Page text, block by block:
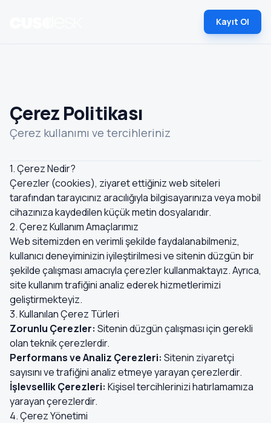
Kayıt Ol
Çerez Politikası
Çerez kullanımı ve tercihleriniz
1. Çerez Nedir?
Çerezler (cookies), ziyaret ettiğiniz web siteleri
tarafından tarayıcınız aracılığıyla bilgisayarınıza veya mobil
cihazınıza kaydedilen küçük metin dosyalarıdır.
2. Çerez Kullanım Amaçlarımız
Web sitemizden en verimli şekilde faydalanabilmeniz,
kullanıcı deneyiminizin iyileştirilmesi ve sitenin düzgün bir
şekilde çalışması amacıyla çerezler kullanmaktayız. Ayrıca,
site kullanım trafiğini analiz ederek hizmetlerimizi
geliştirmekteyiz.
3. Kullanılan Çerez Türleri
Zorunlu Çerezler: Sitenin düzgün çalışması için gerekli
olan teknik çerezlerdir.
Performans ve Analiz Çerezleri: Sitenin ziyaretçi
sayısını ve trafiğini analiz etmeye yarayan çerezlerdir.
İşlevsellik Çerezleri: Kişisel tercihlerinizi hatırlamamıza
yarayan çerezlerdir.
4. Çerez Yönetimi